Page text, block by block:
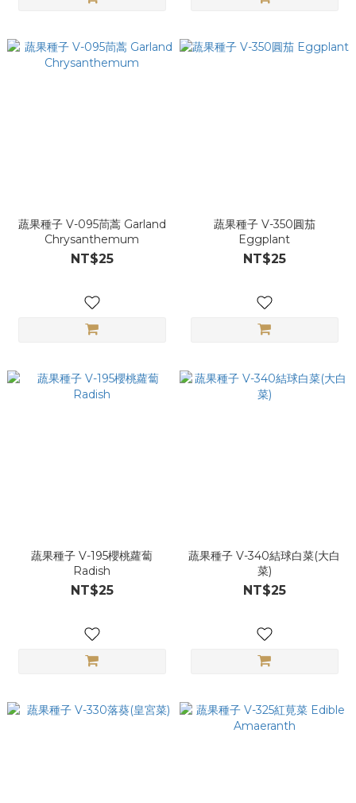
蔬果種子 V-095茼蒿 Garland
Chrysanthemum
NT$25
蔬果種子 V-350圓茄
Eggplant
NT$25
蔬果種子 V-195櫻桃蘿蔔
Radish
NT$25
蔬果種子 V-340結球白菜(大白
菜)
NT$25